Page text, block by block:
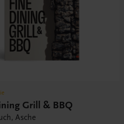
Grill & BBQ
Asche